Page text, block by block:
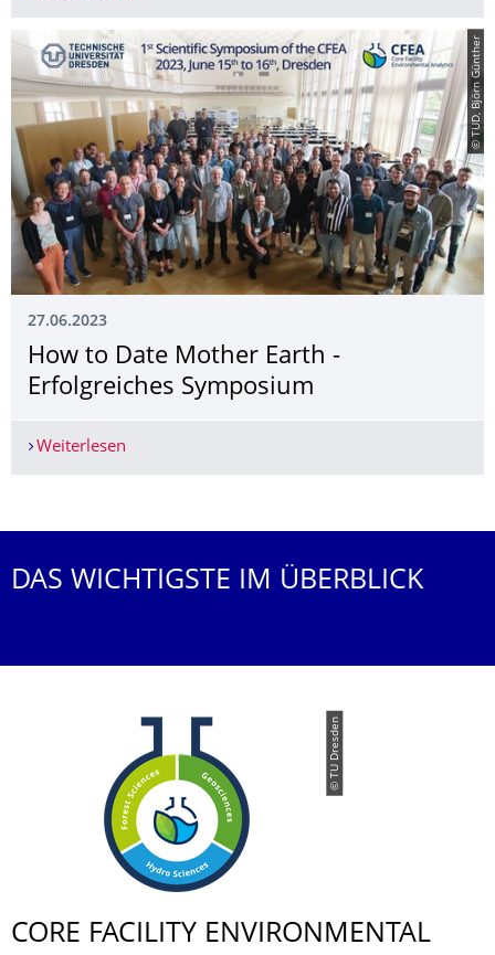
© TUD, Björn Günther
27.06.2023
How to Date Mother Earth -
Erfolgreiches Symposium
Weiterlesen
DAS WICHTIGSTE IM ÜBERBLICK
© TU Dresden
CORE FACILITY ENVIRONMENTAL